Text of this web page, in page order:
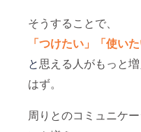
そうすることで、
「つけたい」「使いた
と思える人がもっと
はず。
周りとのコミュニケ